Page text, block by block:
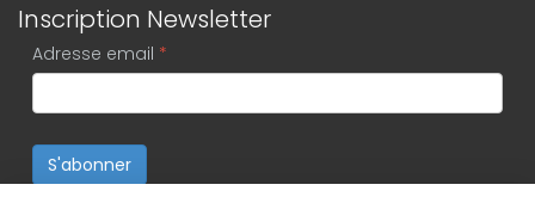
Inscription Newsletter
Adresse email *
S'abonner